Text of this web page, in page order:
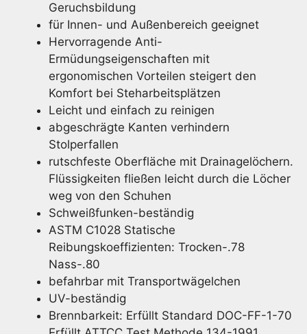
Geruchsbildung
für Innen- und Außenbereich geeignet
Hervorragende Anti-
Ermüdungseigenschaften mit
ergonomischen Vorteilen steigert den
Komfort bei Steharbeitsplätzen
Leicht und einfach zu reinigen
abgeschrägte Kanten verhindern
Stolperfallen
rutschfeste Oberfläche mit Drainagelöchern.
Flüssigkeiten fließen leicht durch die Löcher
weg von den Schuhen
Schweißfunken-beständig
ASTM C1028 Statische
Reibungskoeffizienten: Trocken-.78
Nass-.80
befahrbar mit Transportwägelchen
UV-beständig
Brennbarkeit: Erfüllt Standard DOC-FF-1-70